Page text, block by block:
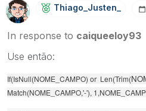
Thiago_Justen_
In response to caiqueeloy93
Use então:
If(IsNull(NOME_CAMPO) or Len(Trim(
Match(NOME_CAMPO,'-'),